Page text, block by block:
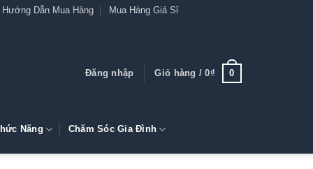
Hướng Dẫn Mua Hàng Mua Hàng Giá Sỉ
Đăng nhập Giỏ hàng /0₫ 0
Năng Chăm Sóc Gia Đình